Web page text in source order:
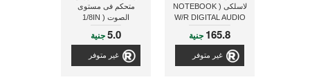
لاسلكى ( NOTEBOOK
W/R DIGITAL AUDIO
ADAPTER )
165.8 جنية
غير متوفر
متحكم فى مستوى
الصوت ( 1/8IN
ADAPTER W/VOL
CONTROL )
5.0جنية
غير متوفر